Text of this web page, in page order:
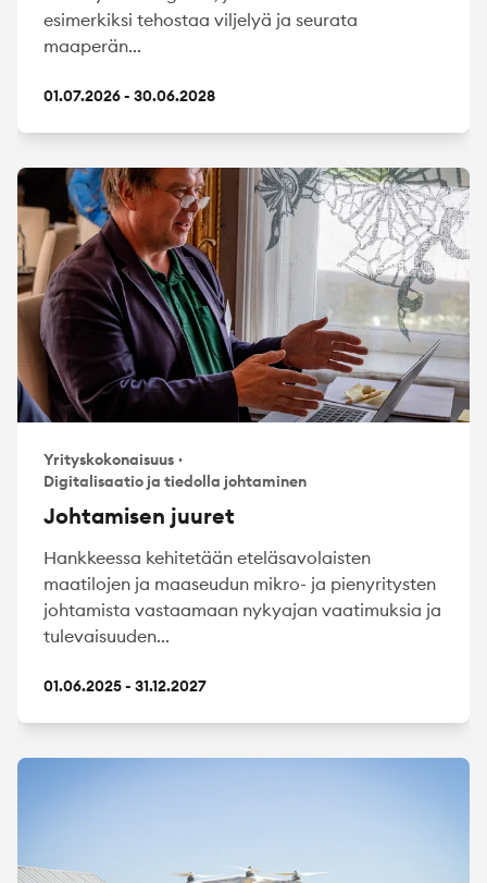
esimerkiksi tehostaa viljelyä ja seurata
maaperän...
01.07.2026 - 30.06.2028
Yrityskokonaisuus ·
Digitalisaatio ja tiedolla johtaminen
Johtamisen juuret
Hankkeessa kehitetään eteläsavolaisten
maatilojen ja maaseudun mikro- ja pienyritysten
johtamista vastaamaan nykyajan vaatimuksia ja
tulevaisuuden...
01.06.2025 - 31.12.2027